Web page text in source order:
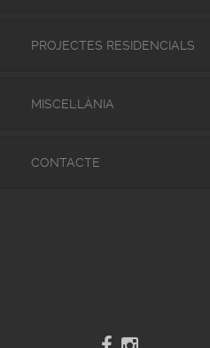
PROJECTES RESIDENCIALS
MISCEL·LÀNIA
CONTACTE